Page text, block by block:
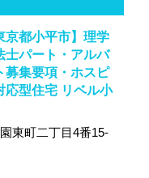
京都小平市】理学
士パート・アルバ
募集要項・ホスピ
応型住宅 リベル小
東町二丁目4番15-